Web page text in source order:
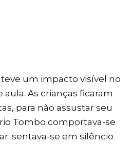
um impacto visível no
As crianças ficaram
para não assustar seu
Tombo comportava-se
sentava-se em silêncio